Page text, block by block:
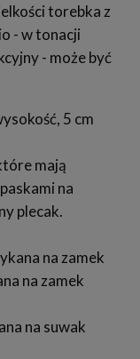
torebka z
- w tonacji
- może być
5 cm
mają
na
plecak.
na zamek
na zamek
na suwak